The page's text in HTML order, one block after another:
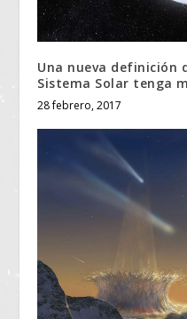
Una nueva definición
Sistema Solar tenga
28 febrero, 2017